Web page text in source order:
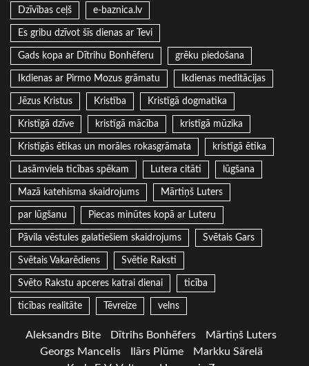
Dzīvības ceļš e-baznica.lv
Es gribu dzīvot šīs dienas ar Tevi
Gads kopa ar Dītrihu Bonhēferu grēku piedošana
Ikdienas ar Pirmo Mozus grāmatu Ikdienas meditācijas
Jēzus Kristus Kristība Kristīgā dogmatika
Kristīgā dzīve kristīgā mācība kristīgā mūzika
Kristīgās ētikas un morāles rokasgrāmata kristīgā ētika
Lasāmviela ticības spēkam Lutera citāti lūgšana
Mazā katehisma skaidrojums Mārtiņš Luters
par lūgšanu Piecas minūtes kopā ar Luteru
Pāvila vēstules galatiešiem skaidrojums Svētais Gars
Svētais Vakarēdiens Svētie Raksti
Svēto Rakstu apceres katrai dienai ticība
ticības realitāte Tēvreize velns
Aleksandrs Bite Dītrihs Bonhēfers
Mārtiņš Luters
Georgs Mancelis
Ilārs Plūme
Markku Särelä